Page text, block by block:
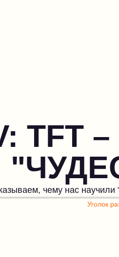
TFT
чему нас
Уголок